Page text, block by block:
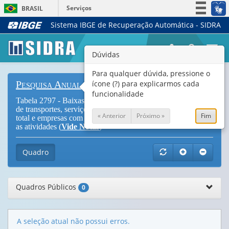
BRASIL
Serviços
Simplifique!
Legislação
Canais
Sistema IBGE de Recuperação Automática - SIDRA
Pesquisa Anual de Serviços
Tabela 2797 - Baixas do ativo tangível no ano das empresas
de transportes, serviços auxiliares aos transportes e correios,
total e empresas com 20 ou mais pessoas ocupadas, segundo
as atividades (Vide Notas)
Quadro
Quadros Públicos 0
A seleção atual não possui erros.
Dúvidas
Para qualquer dúvida, pressione o
ícone (?) para explicarmos cada
funcionalidade
« Anterior Próximo » Fim